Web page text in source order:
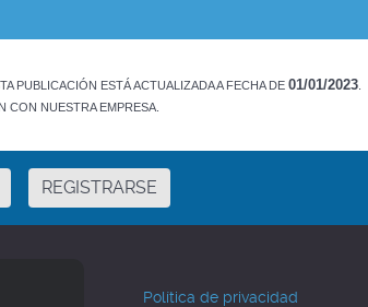
PUBLICACIÓN ESTÁ ACTUALIZADA A FECHA DE 01/01/2023.
CON NUESTRA EMPRESA.
REGISTRARSE
Política de privacidad